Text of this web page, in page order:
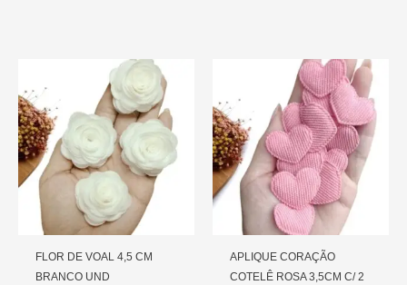
FLOR DE VOAL 4,5 CM
BRANCO UND
APLIQUE CORAÇÃO
COTELÊ ROSA 3,5CM C/ 2